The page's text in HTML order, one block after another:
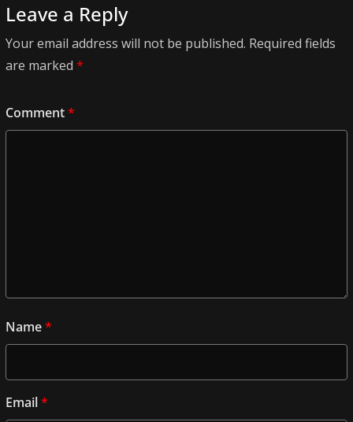
Leave a Reply
Your email address will not be published. Required fields
are marked *
Comment*
Name*
Email*